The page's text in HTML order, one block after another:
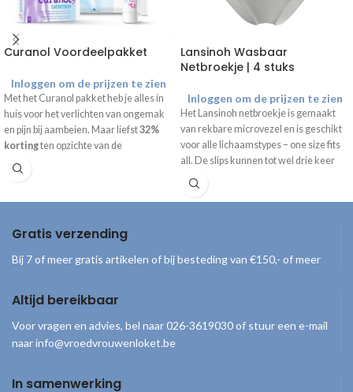
Curanol Voordeelpakket
Inloggen om de prijzen te zien
Met het Curanol pakket heb je alles in
huis voor het verlichten van ongemak
en pijn bij aambeien. Maar liefst32%
kortingten opzichte van de
consumentenprijs. Inhoud
voordeelpakket:
doekjes | 25 stuks
Lansinoh Wasbaar
Netbroekje | 4 stuks
Inloggen om de prijzen te zien
Het Lansinoh netbroekje is gemaakt
van rekbare microvezel en is geschikt
voor alle lichaamstypes – one size fits
all. De slips kunnen tot wel drie keer
gewassen worden op 30°C.
Gratis verzending
Bij 7 of meer gratis artikelen of bij besteding van €150,- of meer
Altijd bereikbaar
Voor vragen en advies, bel naar 026-3619030 of stuur een e-mail
naar info@vroedvrouwenloket.be
In samenwerking